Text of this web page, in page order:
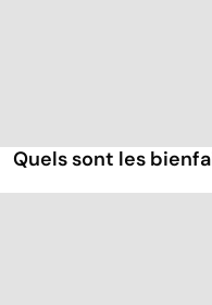
Quels sont les